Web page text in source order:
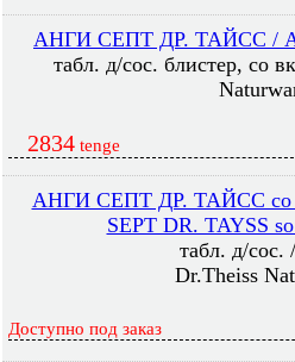
АНГИ СЕПТ ДР. ТАЙСС /
табл. д/сос. блистер, со
2834 tenge
АНГИ СЕПТ ДР. ТАЙСС со
SEPT DR. TAYSS
табл. д/сос.
Dr.Theiss
Доступно под заказ